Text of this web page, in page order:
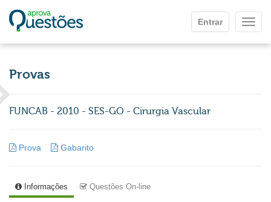
Entrar
Provas
FUNCAB - 2010 - SES-GO - Cirurgia Vascular
Prova Gabarito
Informações Questões On-line